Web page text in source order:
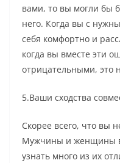
вами, то вы могли бы
него. Когда вы с
себя комфортно и
когда вы вместе эти
отрицательными, это
5.Ваши сходства
Скорее всего, что вы
Мужчины и женщины
узнать много из их